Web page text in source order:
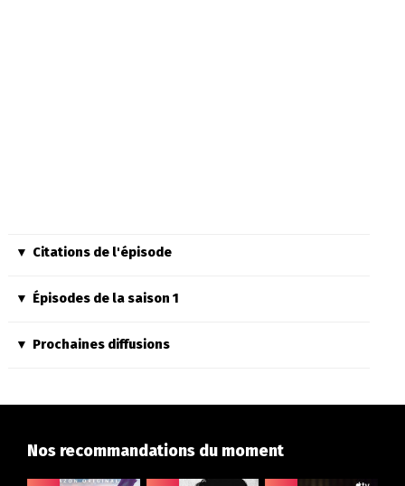
Citations de l'épisode
Épisodes de la saison 1
Prochaines diffusions
Nos recommandations du moment